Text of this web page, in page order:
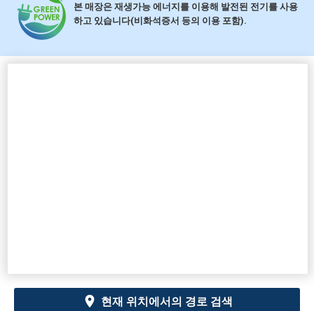
본 매장은 재생가능 에너지를 이용해 발전된 전기를 사용
하고 있습니다(비화석증서 등의 이용 포함).
현재 위치에서의 경로 검색